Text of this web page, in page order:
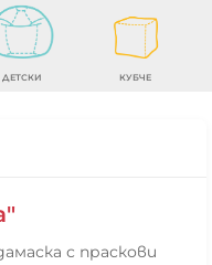
ДЕТСКИ КУБЧЕ
с праскови